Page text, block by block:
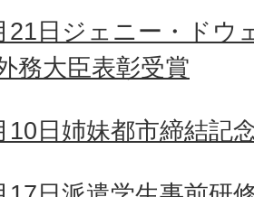
21日ジェニー・ドウ
務大臣表彰受賞
10日姉妹都市締結記